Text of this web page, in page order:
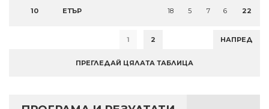
10 ЕТЪР 18 5 7 6 22
1 2 НАПРЕД
ПРЕГЛЕДАЙ ЦЯЛАТА ТАБЛИЦА